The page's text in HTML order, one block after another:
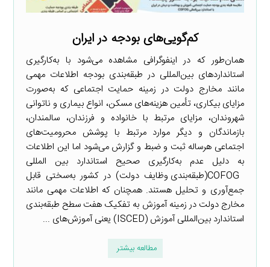
کم‌گویی‌های بودجه در ایران
همان‌طور که در اینفوگرافی مشاهده می‌شود با به‌کارگیری
استانداردهای بین‌المللی در طبقه‌بندی بودجه اطلاعات مهمی
مانند مخارج دولت در زمینه حمایت اجتماعی که به‌صورت
مزایای بیکاری، تأمین هزینه‌های مسکن، انواع بیماری و ناتوانی
شهروندان، مزایای مرتبط با خانواده و فرزندان، سالمندان،
بازماندگان و دیگر موارد مرتبط با پوشش محرومیت‌های
اجتماعی هرساله ثبت و ضبط و گزارش می‌شود اما این اطلاعات
به دلیل عدم به‌کارگیری صحیح استاندارد بین المللی
COFOG(طبقه‌بندی وظایف دولت) در کشور به‌سختی قابل
جمع‌آوری و تحلیل هستند. همچنان که اطلاعات مهمی مانند
مخارج دولت در زمینه آموزش به تفکیک هفت سطح طبقه‌بندی
استاندارد بین‌المللی آموزش (ISCED) یعنی آموزش‌های ...
مطالعه بیشتر